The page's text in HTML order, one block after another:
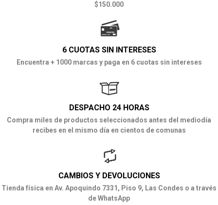
$150.000
6 CUOTAS SIN INTERESES
Encuentra + 1000 marcas y paga en 6 cuotas sin intereses
DESPACHO 24 HORAS
Compra miles de productos seleccionados antes del mediodía
recibes en el mismo día en cientos de comunas
CAMBIOS Y DEVOLUCIONES
Tienda física en Av. Apoquindo 7331, Piso 9, Las Condes o a través
de WhatsApp